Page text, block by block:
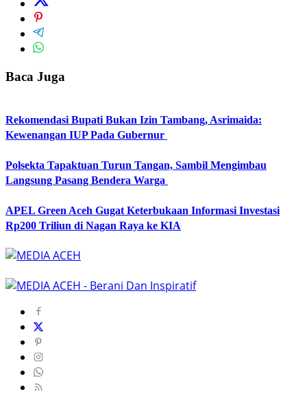
Baca Juga
Rekomendasi Bupati Bukan Izin Tambang, Asrimaida:
Kewenangan IUP Pada Gubernur
Polsekta Tapaktuan Turun Tangan, Sambil Mengimbau
Langsung Pasang Bendera Warga
APEL Green Aceh Gugat Keterbukaan Informasi Investasi
Rp200 Triliun di Nagan Raya ke KIA